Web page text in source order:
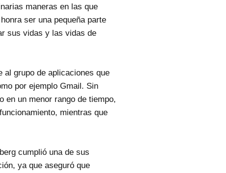
maneras en las que
ser una pequeña parte
sus vidas y las vidas de
grupo de aplicaciones que
por ejemplo Gmail. Sin
en un menor rango de tiempo,
mientras que
cumplió una de sus
ya que aseguró que